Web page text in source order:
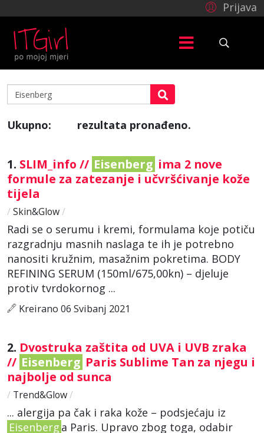
Prijava
Ukupno: rezultata pronađeno.
1. SLIM_info // Eisenberg ima 2 nove
formule za zatezanje i učvršćivanje kože
tijela
/ Skin&Glow/
Radi se o serumu i kremi, formulama koje potiču
razgradnju masnih naslaga te ih je potrebno
nanositi kružnim, masažnim pokretima. BODY
REFINING SERUM (150ml/675,00kn) – djeluje
protiv tvrdokornog ...
Kreirano 06 Svibanj 2021
2. Dvostruka zaštita od UVA i UVB zraka
// Eisenberg Paris Sublime Tan za njegu i
najbolje od sunca
/ Trend&Glow/
... alergija pa čak i raka kože – podsjećaju iz
Eisenberg a Paris. Upravo zbog toga, odabir